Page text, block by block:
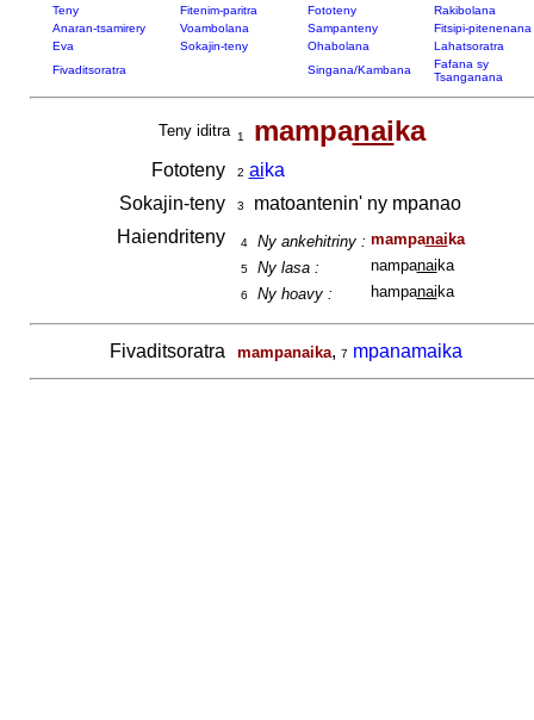
Teny Fitenim-paritra Fototeny
Rakibolana
Anaran-tsamirery
Voambolana Sampanteny
Fitsipi-pitenenana
Eva
Sokajin-teny Ohabolana
Lahatsoratra
Fivaditsoratra
Singana/Kambana
Fafana sy
Tsanganana
Teny iditra 1 mampanaika
Fototeny 2 aika
Sokajin-teny
3
matoantenin' ny mpanao
Haiendriteny
4 Ny ankehitriny : mampanai ka
5 Ny lasa : nampanai ka
6 Ny hoavy : hampanai ka
Fivaditsoratra mampanaika, 7 mpanamaika